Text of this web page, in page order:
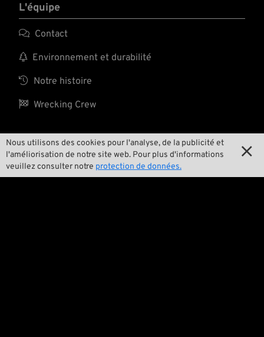
Nous utilisons des cookies pour l'analyse, de la publicité et
l'améliorisation de notre site web. Pour plus d'informations
veuillez consulter notre protection de données.

L'équipe
 Contact
 Environnement et durabilité
 Notre histoire
 Wrecking Crew
Pan-O-Rama
 Product Specials